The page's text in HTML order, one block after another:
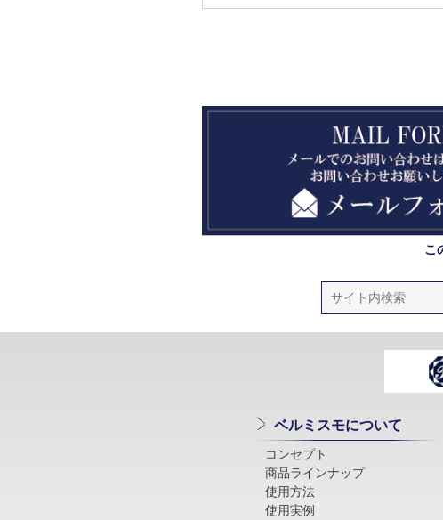
こ
ベルミスモについて
コンセプト
商品ラインナップ
使用方法
使用実例